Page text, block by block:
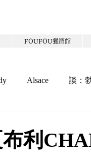
FOUFOU餐酒館
Alsace 談：
利